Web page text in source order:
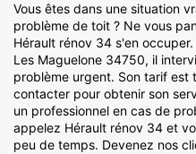
Vous êtes dans une situation
problème de toit ? Ne vous
Hérault rénov 34 s'en
Les Maguelone 34750, il
problème urgent. Son tarif est
contacter pour obtenir son
un professionnel en cas de
appelez Hérault rénov 34 et
peu de temps. Devenez nos